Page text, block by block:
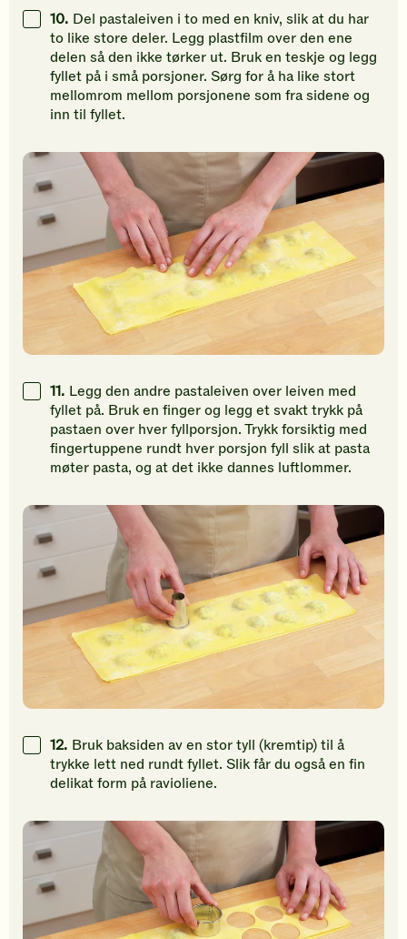
10. Del pastaleiven i to med en kniv, slik at du har
to like store deler. Legg plastfilm over den ene
delen så den ikke tørker ut. Bruk en teskje og legg
fyllet på i små porsjoner. Sørg for å ha like stort
mellomrom mellom porsjonene som fra sidene og
inn til fyllet.
11. Legg den andre pastaleiven over leiven med
fyllet på. Bruk en finger og legg et svakt trykk på
pastaen over hver fyllporsjon. Trykk forsiktig med
fingertuppene rundt hver porsjon fyll slik at pasta
møter pasta, og at det ikke dannes luftlommer.
12. Bruk baksiden av en stor tyll (kremtip) til å
trykke lett ned rundt fyllet. Slik får du også en fin
delikat form på ravioliene.